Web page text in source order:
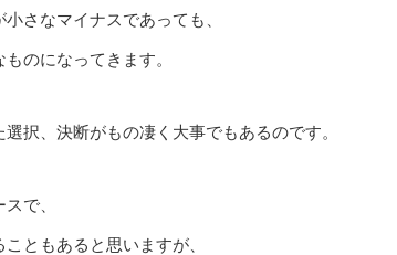
さなマイナスであっても、
のになってきます。
択、決断がもの凄く大事でもあるのです。
で、
ともあると思いますが、